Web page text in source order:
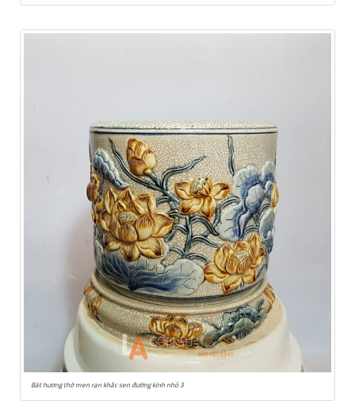
Bát hương thờ men rạn khắc sen đường kính nhỏ 3